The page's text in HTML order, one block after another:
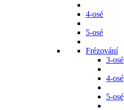
4-osé
5-osé
Frézování
3-osé
4-osé
5-osé